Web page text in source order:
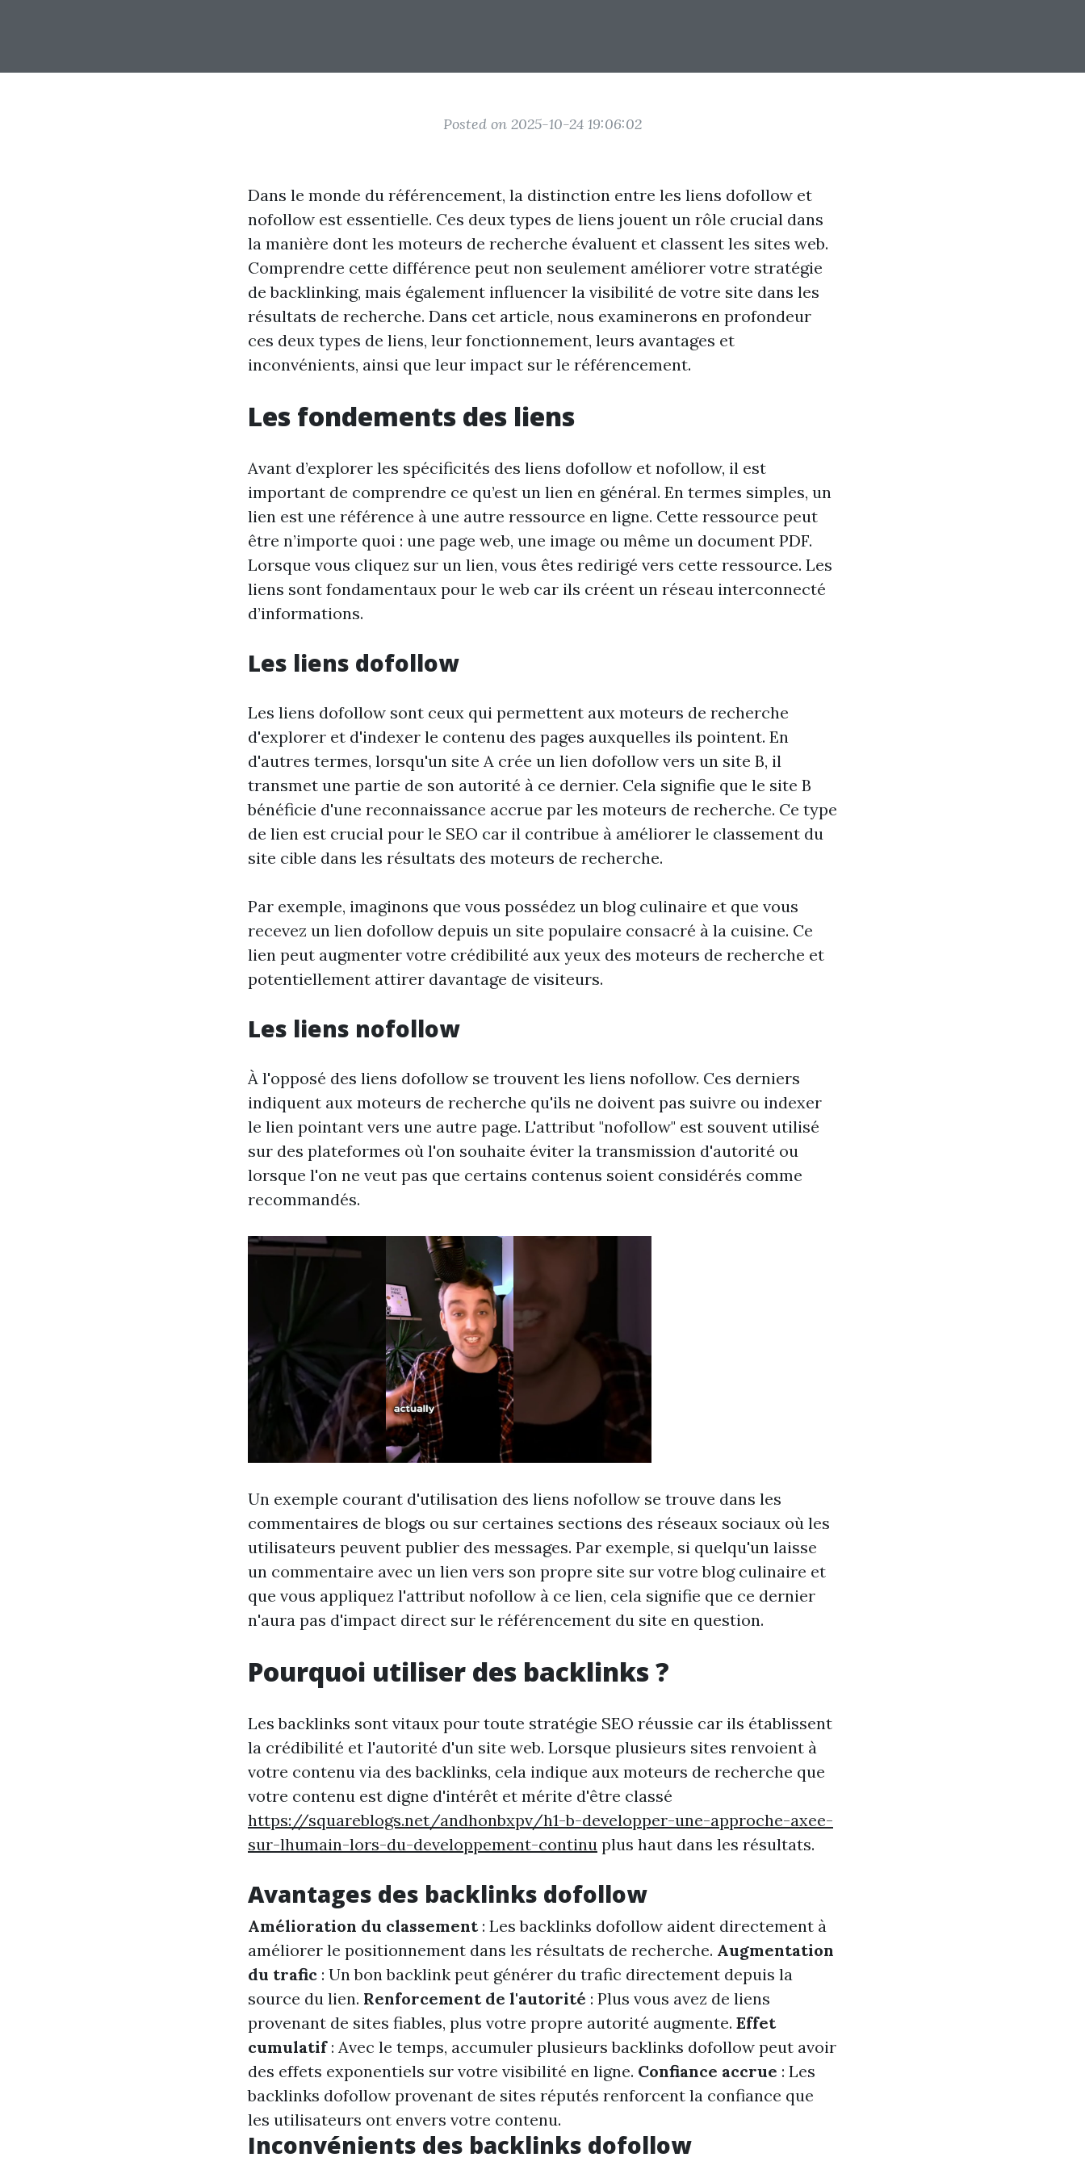
Posted on 2025-10-24 19:06:02
Dans le monde du référencement, la distinction entre les liens dofollow et
nofollow est essentielle. Ces deux types de liens jouent un rôle crucial dans
la manière dont les moteurs de recherche évaluent et classent les sites web.
Comprendre cette différence peut non seulement améliorer votre stratégie
de backlinking, mais également influencer la visibilité de votre site dans les
résultats de recherche. Dans cet article, nous examinerons en profondeur
ces deux types de liens, leur fonctionnement, leurs avantages et
inconvénients, ainsi que leur impact sur le référencement.
Les fondements des liens
Avant d’explorer les spécificités des liens dofollow et nofollow, il est
important de comprendre ce qu’est un lien en général. En termes simples, un
lien est une référence à une autre ressource en ligne. Cette ressource peut
être n’importe quoi : une page web, une image ou même un document PDF.
Lorsque vous cliquez sur un lien, vous êtes redirigé vers cette ressource. Les
liens sont fondamentaux pour le web car ils créent un réseau interconnecté
d’informations.
Les liens dofollow
Les liens dofollow sont ceux qui permettent aux moteurs de recherche
d'explorer et d'indexer le contenu des pages auxquelles ils pointent. En
d'autres termes, lorsqu'un site A crée un lien dofollow vers un site B, il
transmet une partie de son autorité à ce dernier. Cela signifie que le site B
bénéficie d'une reconnaissance accrue par les moteurs de recherche. Ce type
de lien est crucial pour le SEO car il contribue à améliorer le classement du
site cible dans les résultats des moteurs de recherche.
Par exemple, imaginons que vous possédez un blog culinaire et que vous
recevez un lien dofollow depuis un site populaire consacré à la cuisine. Ce
lien peut augmenter votre crédibilité aux yeux des moteurs de recherche et
potentiellement attirer davantage de visiteurs.
Les liens nofollow
À l'opposé des liens dofollow se trouvent les liens nofollow. Ces derniers
indiquent aux moteurs de recherche qu'ils ne doivent pas suivre ou indexer
le lien pointant vers une autre page. L'attribut "nofollow" est souvent utilisé
sur des plateformes où l'on souhaite éviter la transmission d'autorité ou
lorsque l'on ne veut pas que certains contenus soient considérés comme
recommandés.
Un exemple courant d'utilisation des liens nofollow se trouve dans les
commentaires de blogs ou sur certaines sections des réseaux sociaux où les
utilisateurs peuvent publier des messages. Par exemple, si quelqu'un laisse
un commentaire avec un lien vers son propre site sur votre blog culinaire et
que vous appliquez l'attribut nofollow à ce lien, cela signifie que ce dernier
n'aura pas d'impact direct sur le référencement du site en question.
Pourquoi utiliser des backlinks ?
Les backlinks sont vitaux pour toute stratégie SEO réussie car ils établissent
la crédibilité et l'autorité d'un site web. Lorsque plusieurs sites renvoient à
votre contenu via des backlinks, cela indique aux moteurs de recherche que
votre contenu est digne d'intérêt et mérite d'être classé
https://squareblogs.net/andhonbxpv/h1-b-developper-une-approche-axee-
sur-lhumain-lors-du-developpement-continu plus haut dans les résultats.
Avantages des backlinks dofollow
Amélioration du classement: Les backlinks dofollow aident directement à
améliorer le positionnement dans les résultats de recherche. Augmentation
du trafic : Un bon backlink peut générer du trafic directement depuis la
source du lien. Renforcement de l'autorité : Plus vous avez de liens
provenant de sites fiables, plus votre propre autorité augmente. Effet
cumulatif: Avec le temps, accumuler plusieurs backlinks dofollow peut avoir
des effets exponentiels sur votre visibilité en ligne. Confiance accrue : Les
backlinks dofollow provenant de sites réputés renforcent la confiance que
les utilisateurs ont envers votre contenu.
Inconvénients des backlinks dofollow